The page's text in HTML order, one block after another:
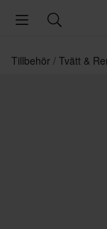
Tillbehör Tvätt &